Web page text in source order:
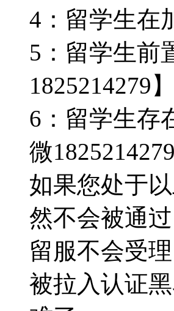
4：留学生在
5：留学生前
1825214279】
6：留学生存
微1825214279
如果您处于
然不会被通
留服不会受
被拉入认证